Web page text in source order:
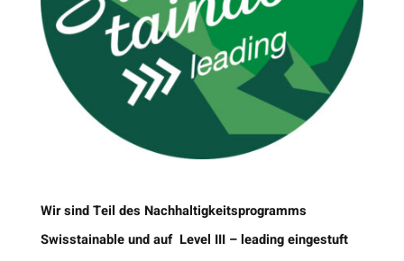
Wir sind Teil des Nachhaltigkeitsprogramms
Swisstainable und auf Level III – leading eingestuft